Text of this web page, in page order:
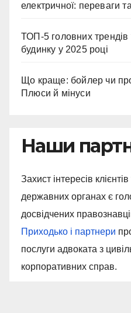
електричної: переваги
ТОП-5 головних трендів
будинку у 2025 році
Що краще: бойлер чи
Плюси й мінуси
Наши
Захист інтересів
державних органах є
досвідчених
Приходько і партнери
послуги адвоката з
корпоративних справ.